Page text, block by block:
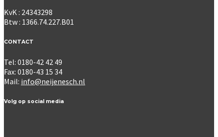
KvK : 24343298
Btw : 1366.74.227.B01
CONTACT
Tel: 0180-42 42 49
Fax: 0180-43 15 34
Mail: info@neijenesch.nl
Volg op social media